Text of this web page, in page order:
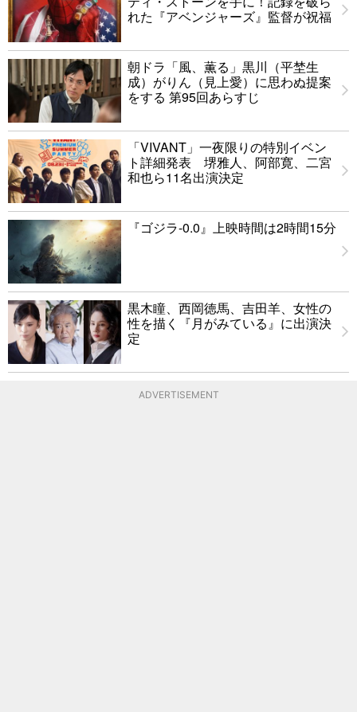
れた『アベンジャーズ』監督が祝福
朝ドラ「風、薫る」黒川（平埜生
成）がりん（見上愛）に思わぬ提案
をする 第95回あらすじ
「VIVANT」一夜限りの特別イベン
ト詳細発表 堺雅人、阿部寛、二宮
和也ら11名出演決定
『ゴジラ-0.0』上映時間は2時間15分
黒木瞳、西岡徳馬、吉田羊、女性の
性を描く『月がみている』に出演決
定
ADVERTISEMENT